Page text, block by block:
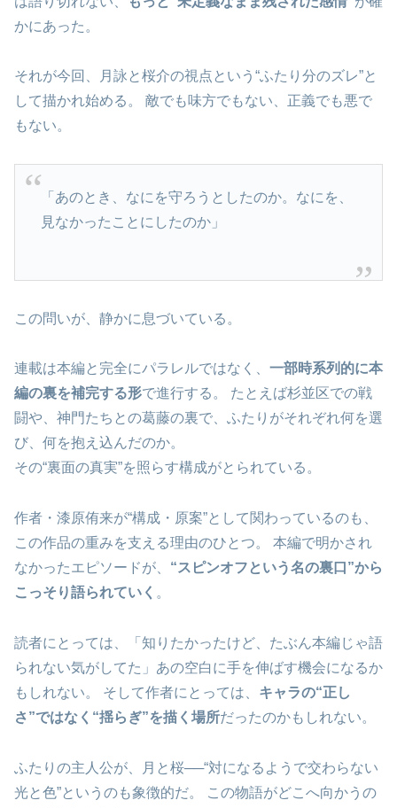
かにあった。
それが今回、月詠と桜介の視点という“ふたり分のズレ”と
して描かれ始める。 敵でも味方でもない、正義でも悪で
もない。
「あのとき、なにを守ろうとしたのか。なにを、
見なかったことにしたのか」
この問いが、静かに息づいている。
連載は本編と完全にパラレルではなく、 一部時系列的に本
編の裏を補完する形で進行する。 たとえば杉並区での戦
闘や、神門たちとの葛藤の裏で、ふたりがそれぞれ何を選
び、何を抱え込んだのか。
その“裏面の真実”を照らす構成がとられている。
作者・漆原侑来が“構成・原案”として関わっているのも、
この作品の重みを支える理由のひとつ。 本編で明かされ
なかったエピソードが、 “スピンオフという名の裏口”から
こっそり語られていく 。
読者にとっては、「知りたかったけど、たぶん本編じゃ語
られない気がしてた」あの空白に手を伸ばす機会になるか
もしれない。 そして作者にとっては、 キャラの“正し
さ”ではなく“揺らぎ”を描く場所だったのかもしれない。
ふたりの主人公が、月と桜──“対になるようで交わらない
光と色”というのも象徴的だ。 この物語がどこへ向かうの